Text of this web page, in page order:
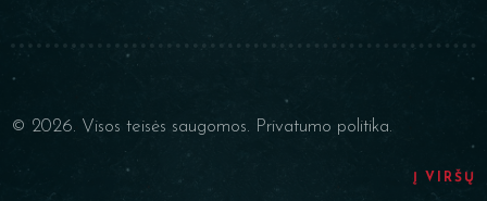
© 2026. Visos teisės saugomos. Privatumo politika.
Į VIRŠŲ